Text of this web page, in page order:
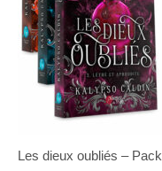
Les dieux oubliés –